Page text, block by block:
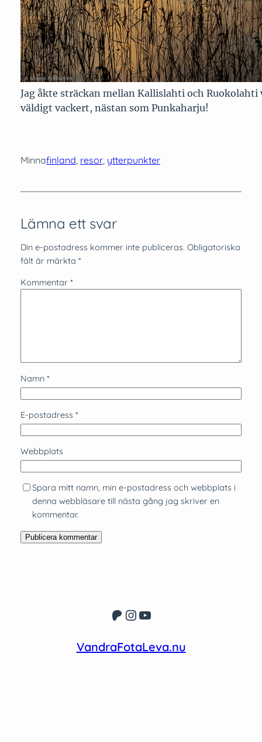
Jag åkte sträckan mellan Kallislahti och Ruokolahti
väldigt vackert, nästan som Punkaharju!
Minnafinland, resor, ytterpunkter
Lämna ett svar
Din e-postadress kommer inte publiceras. Obligatoriska
fält är märkta *
Kommentar *
Namn *
E-postadress *
Webbplats
Spara mitt namn, min e-postadress och webbplats i
denna webbläsare till nästa gång jag skriver en
kommentar.
Patreon
Instagram
YouTube
VandraFotaLeva.nu